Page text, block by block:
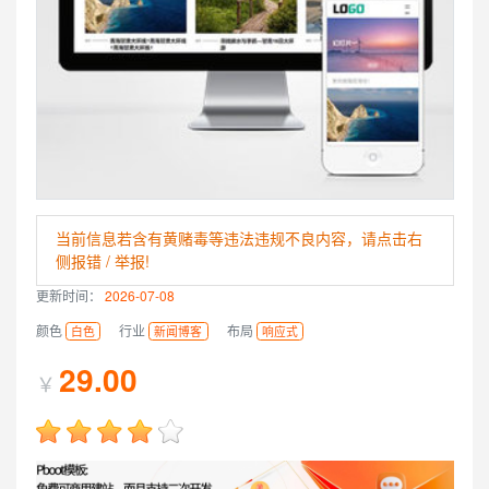
当前信息若含有黄赌毒等违法违规不良内容，请点击右
侧报错 / 举报!
更新时间：
2026-07-08
颜色
白色 行业 新闻博客 布局 响应式
￥ 29.00